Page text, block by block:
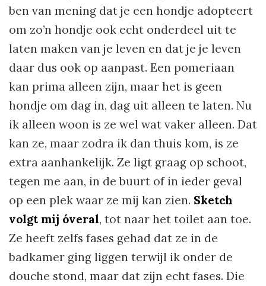
ben van mening dat je een hondje adopteert
om zo’n hondje ook echt onderdeel uit te
laten maken van je leven en dat je je leven
daar dus ook op aanpast. Een pomeriaan
kan prima alleen zijn, maar het is geen
hondje om dag in, dag uit alleen te laten. Nu
ik alleen woon is ze wel wat vaker alleen. Dat
kan ze, maar zodra ik dan thuis kom, is ze
extra aanhankelijk. Ze ligt graag op schoot,
tegen me aan, in de buurt of in ieder geval
op een plek waar ze mij kan zien. Sketch
volgt mij óveral, tot naar het toilet aan toe.
Ze heeft zelfs fases gehad dat ze in de
badkamer ging liggen terwijl ik onder de
douche stond, maar dat zijn echt fases. Die